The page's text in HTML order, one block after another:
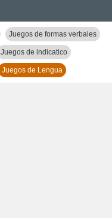
Juegos de formas verbales
Juegos de indicatico
Juegos de Lengua